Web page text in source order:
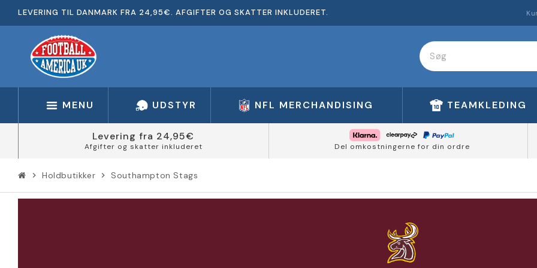
LEVERING TIL DANMARK FRA 24,95€. AFGIFTER OG SKATTER INKLUDERET.
MENU UDSTYR NFL MERCHANDISING TEAMKLEDING
Levering fra 24,95€
Afgifter og skatter inkluderet Del omkostningerne for din ordre
chevron_right Holdbutikker chevron_right Southampton Stags